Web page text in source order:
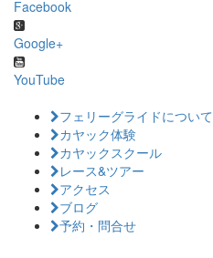
Facebook
Google+
YouTube
フェリーグライドについて
カヤック体験
カヤックスクール
レース&ツアー
アクセス
ブログ
予約・問合せ